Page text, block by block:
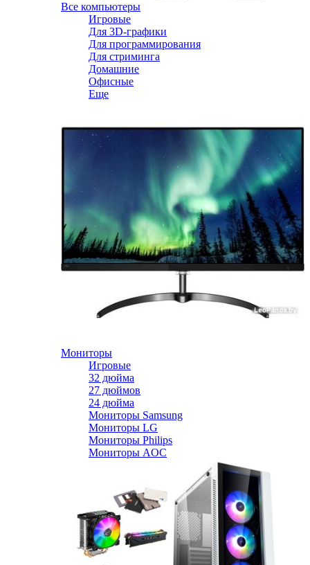
Все компьютеры
Игровые
Для 3D-графики
Для программирования
Для стриминга
Домашние
Офисные
Еще
Мониторы
Игровые
32 дюйма
27 дюймов
24 дюйма
Мониторы Samsung
Мониторы LG
Мониторы Philips
Мониторы AOC